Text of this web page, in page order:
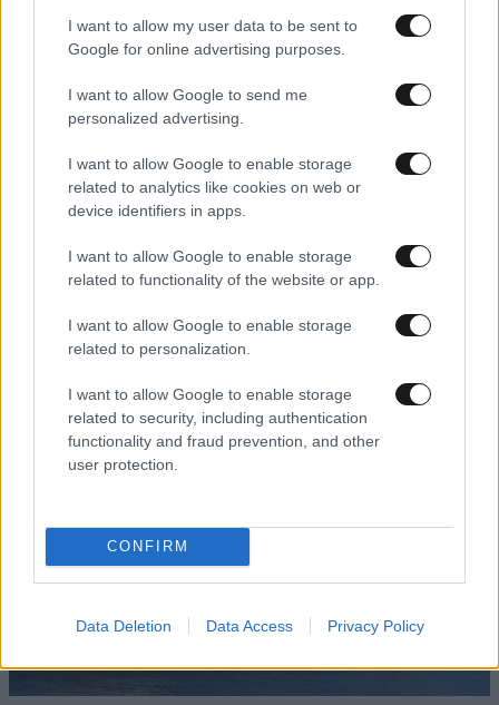
I want to allow my user data to be sent to
Google for online advertising purposes.
I want to allow Google to send me
personalized advertising.
I want to allow Google to enable storage
related to analytics like cookies on web or
device identifiers in apps.
I want to allow Google to enable storage
related to functionality of the website or app.
I want to allow Google to enable storage
related to personalization.
I want to allow Google to enable storage
related to security, including authentication
functionality and fraud prevention, and other
user protection.
CONFIRM
Data Deletion Data Access Privacy Policy
Τηλεφώνημα για βόμβα στο Blue star 1 – Δόθηκε εντολή
για εκκένωση του πλοίου